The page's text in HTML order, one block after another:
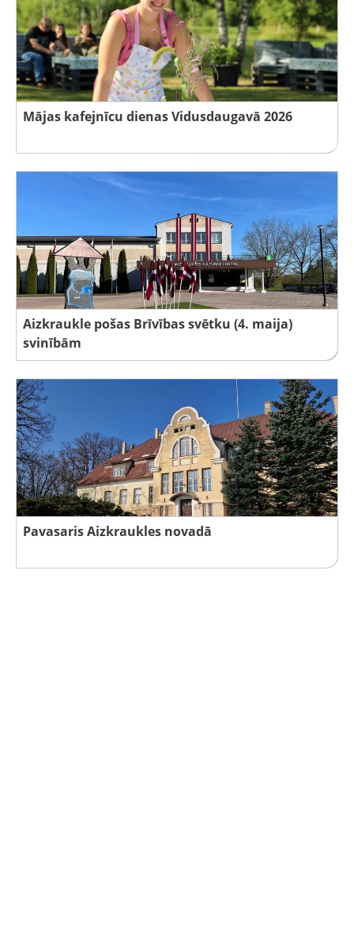
Mājas kafejnīcu dienas Vidusdaugavā 2026
Aizkraukle pošas Brīvības svētku (4. maija)
svinībām
Pavasaris Aizkraukles novadā